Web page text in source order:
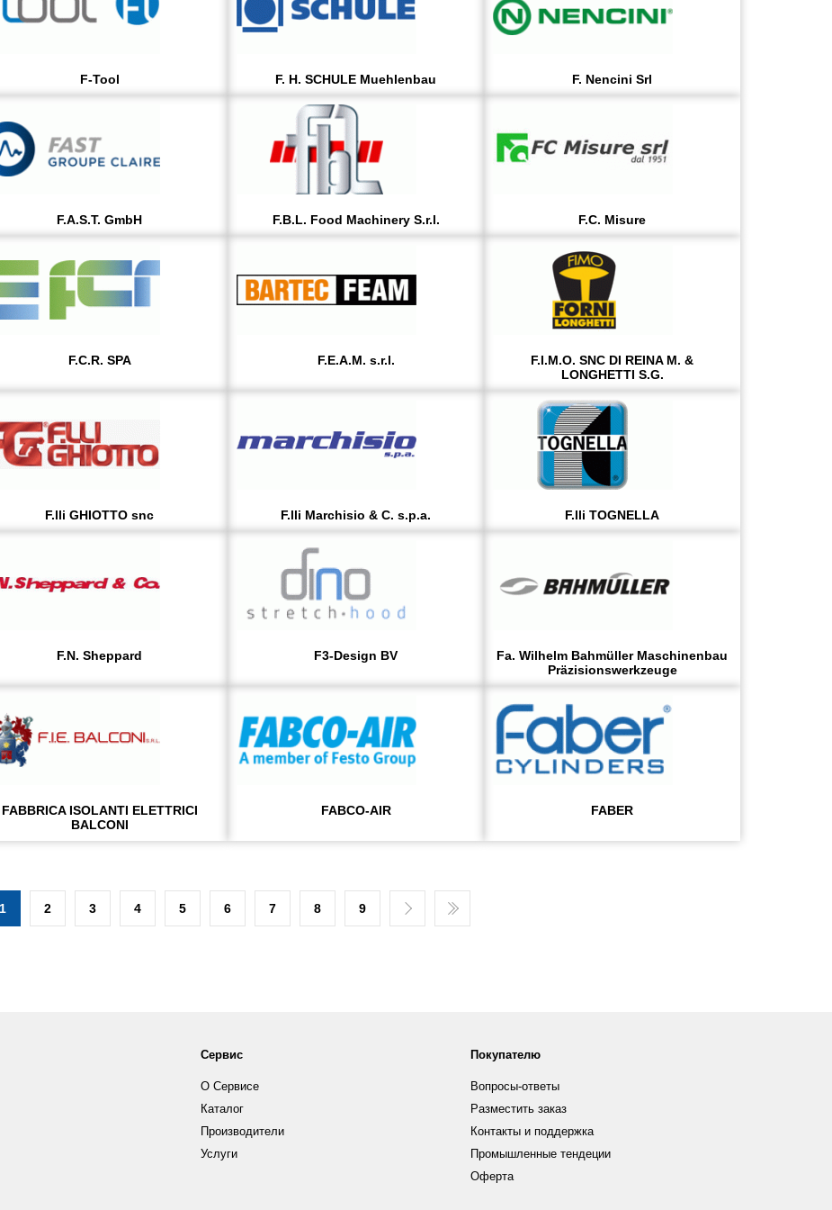
F-Tool F. H. SCHULE Muehlenbau F. Nencini Srl
F.A.S.T. GmbH F.B.L. Food Machinery S.r.l. F.C. Misure
F.C.R. SPA F.E.A.M. s.r.l.
F.I.M.O. SNC DI REINA M. &
LONGHETTI S.G.
F.lli GHIOTTO snc F.lli Marchisio & C. s.p.a. F.lli TOGNELLA
F.N. Sheppard F3-Design BV
Fa. Wilhelm Bahmüller Maschinenbau
Präzisionswerkzeuge
FABBRICA ISOLANTI ELETTRICI
BALCONI
FABCO-AIR FABER
1 2 3 4 5 6 7 8 9
Сервис
О Сервисе
Каталог
Производители
Услуги
Покупателю
Вопросы-ответы
Разместить заказ
Контакты и поддержка
Промышленные тендеции
Оферта